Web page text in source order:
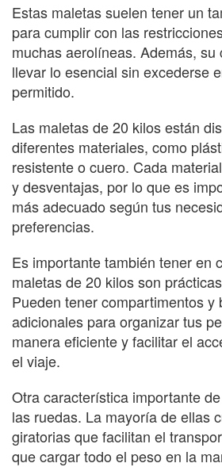
Estas maletas suelen tener un
para cumplir con las
muchas aerolíneas. Además, su
llevar lo esencial sin excederse
permitido.
Las maletas de 20 kilos están
diferentes materiales, como
resistente o cuero. Cada
y desventajas, por lo que es
más adecuado según tus
preferencias.
Es importante también tener en
maletas de 20 kilos son
Pueden tener compartimentos y
adicionales para organizar tus
manera eficiente y facilitar el
el viaje.
Otra característica importante
las ruedas. La mayoría de ellas
giratorias que facilitan el
que cargar todo el peso en la